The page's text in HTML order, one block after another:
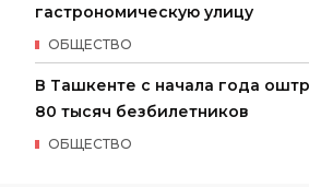
гастрономическую улицу
ОБЩЕСТВО
В Ташкенте с начала года
80 тысяч безбилетников
ОБЩЕСТВО